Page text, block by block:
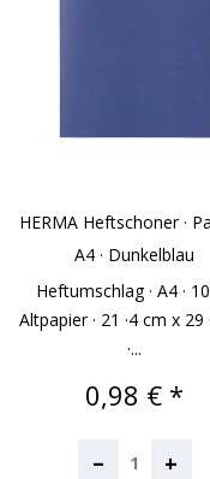
HERMA Heftschoner ·
A4 · Dunkelblau
Heftumschlag · A4 ·
Altpapier · 21 ·4 cm x 29
·...
Preis
0,98 € *
– +